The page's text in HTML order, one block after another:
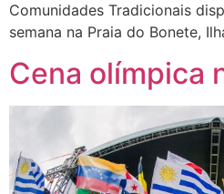
Comunidades Tradicionais
semana na Praia do Bonete,
Cena olímpica